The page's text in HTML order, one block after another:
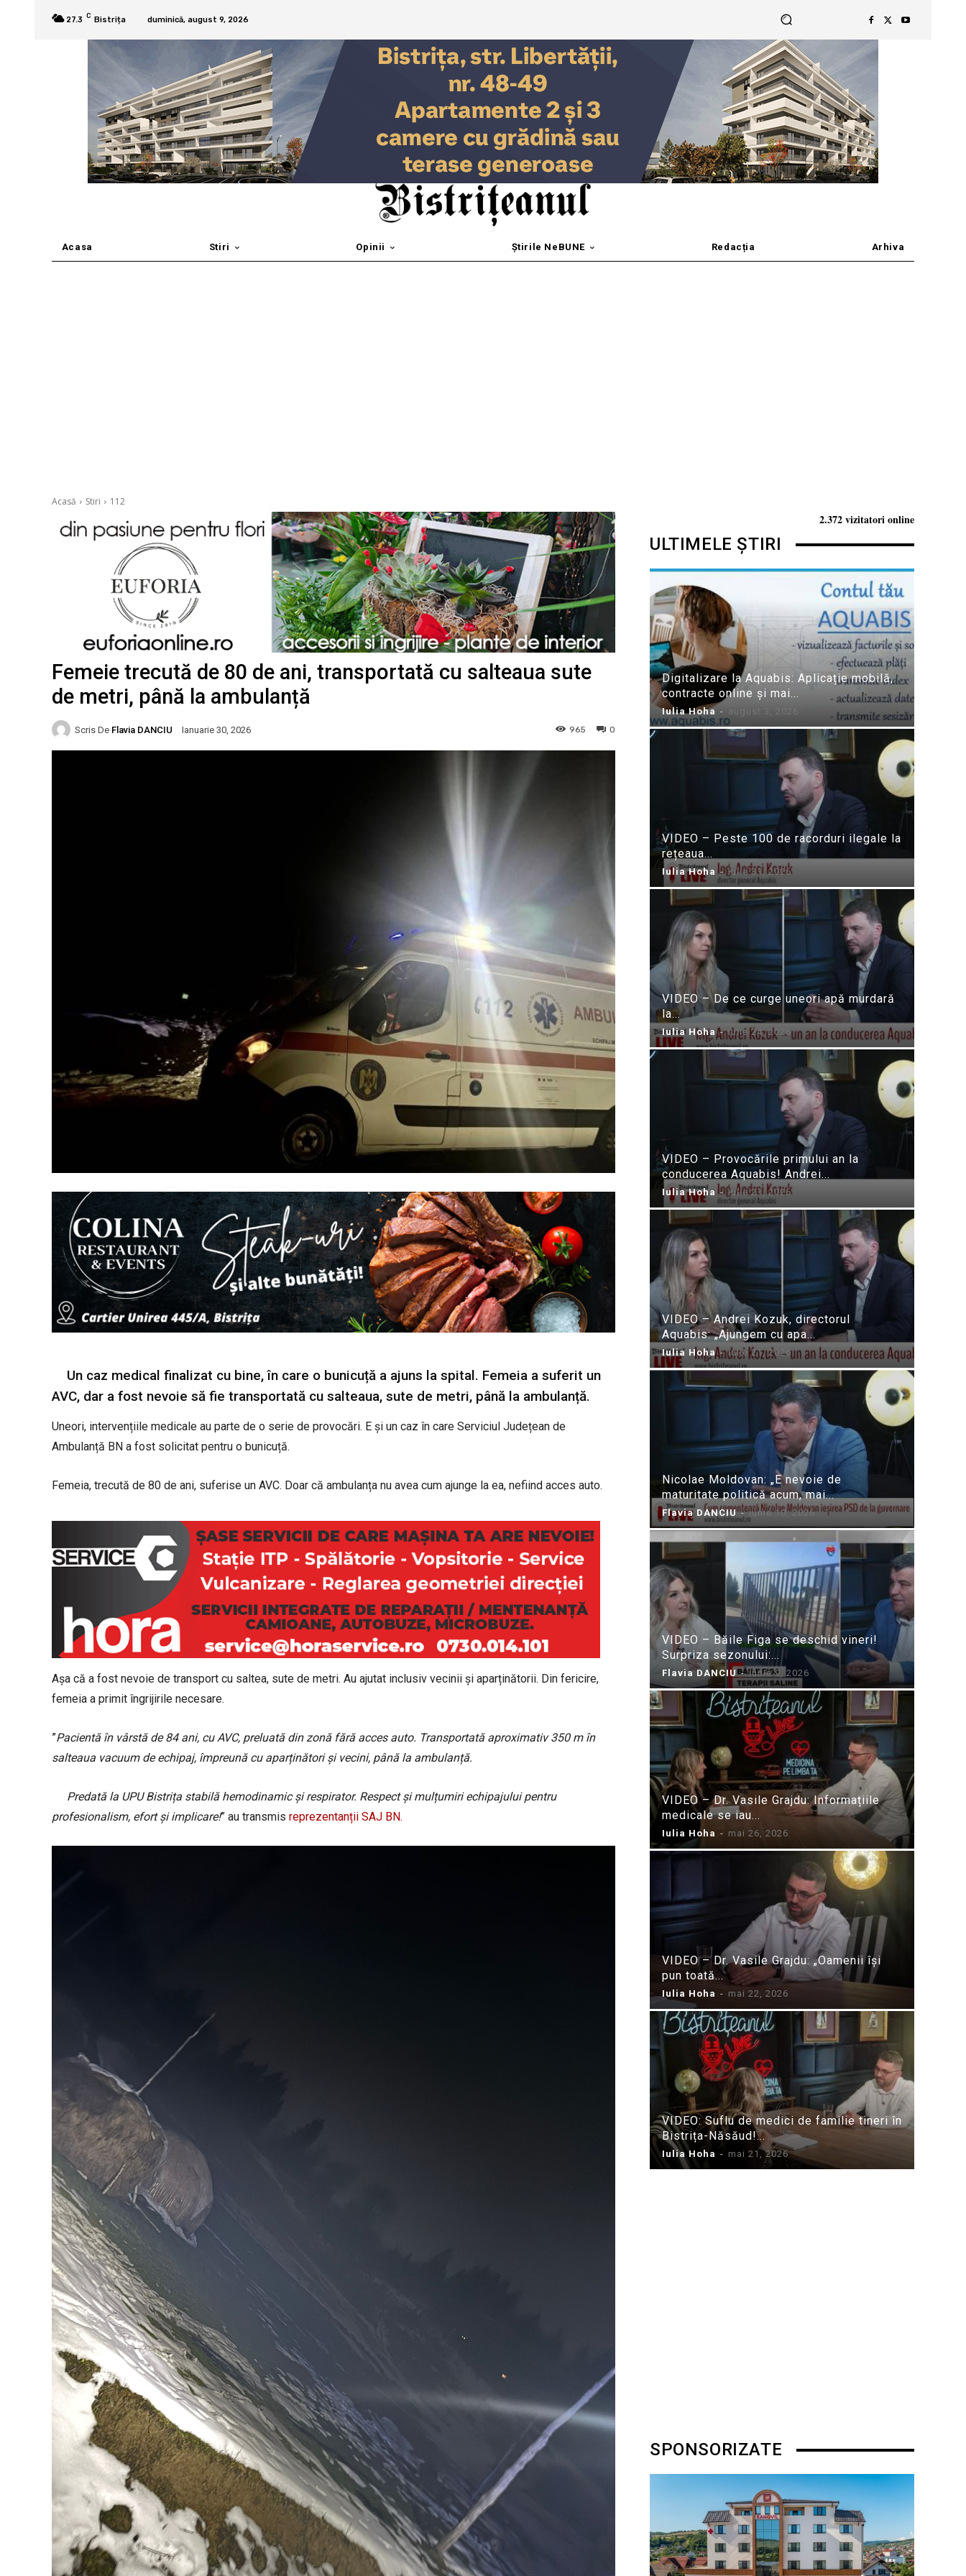
27.3 C Bistrița duminică, august 9, 2026
Acasa Stiri Opinii Știrile NeBUNE Redacția Arhiva
Acasă Stiri 112
Femeie trecută de 80 de ani, transportată cu salteaua sute
de metri, până la ambulanță
Scris De Flavia DANCIU Ianuarie 30, 2026 0
965
Un caz medical finalizat cu bine, în care o bunicuță a ajuns la spital. Femeia a suferit un
AVC, dar a fost nevoie să fie transportată cu salteaua, sute de metri, până la ambulanță.
Uneori, intervențiile medicale au parte de o serie de provocări. E și un caz în care Serviciul Județean de
Ambulanță BN a fost solicitat pentru o bunicuță.
Femeia, trecută de 80 de ani, suferise un AVC. Doar că ambulanța nu avea cum ajunge la ea, nefiind acces auto.
Așa că a fost nevoie de transport cu saltea, sute de metri. Au ajutat inclusiv vecinii și aparținătorii. Din fericire,
femeia a primit îngrijirile necesare.
”Pacientă în vârstă de 84 ani, cu AVC, preluată din zonă fără acces auto. Transportată aproximativ 350 m în
salteaua vacuum de echipaj, împreună cu aparținători și vecini, până la ambulanță.
Predată la UPU Bistrița stabilă hemodinamic și respirator. Respect și mulțumiri echipajului pentru
profesionalism, efort și implicare!” au transmis reprezentanții SAJ BN.
2.372 vizitatori online
ULTIMELE ȘTIRI
Digitalizare la Aquabis: Aplicație mobilă,
contracte online și mai...
Iulia Hoha - august 3, 2026
VIDEO – Peste 100 de racorduri ilegale la
rețeaua...
Iulia Hoha - iulie 31, 2026
VIDEO – De ce curge uneori apă murdară
la...
Iulia Hoha - iulie 24, 2026
VIDEO – Provocările primului an la
conducerea Aquabis! Andrei...
Iulia Hoha - iulie 21, 2026
VIDEO – Andrei Kozuk, directorul
Aquabis: „Ajungem cu apa...
Iulia Hoha - iulie 21, 2026
Nicolae Moldovan: „E nevoie de
maturitate politică acum, mai...
Flavia DANCIU - iunie 10, 2026
VIDEO – Băile Figa se deschid vineri!
Surpriza sezonului:...
Flavia DANCIU - iunie 9, 2026
VIDEO – Dr. Vasile Grajdu: Informațiile
medicale se iau...
Iulia Hoha - mai 26, 2026
VIDEO – Dr. Vasile Grajdu: „Oamenii își
pun toată...
Iulia Hoha - mai 22, 2026
VIDEO: Suflu de medici de familie tineri în
Bistrița-Năsăud!...
Iulia Hoha - mai 21, 2026
SPONSORIZATE